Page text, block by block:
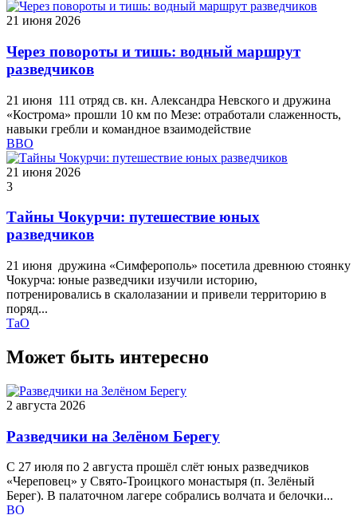
21 июня 2026
Через повороты и тишь: водный маршрут
разведчиков
21 июня 111 отряд св. кн. Александра Невского и дружина
«Кострома» прошли 10 км по Мезе: отработали слаженность,
навыки гребли и командное взаимодействие
ВВО
21 июня 2026
3
Тайны Чокурчи: путешествие юных
разведчиков
21 июня дружина «Симферополь» посетила древнюю стоянку
Чокурча: юные разведчики изучили историю,
потренировались в скалолазании и привели территорию в
поряд...
ТаО
Может быть интересно
2 августа 2026
Разведчики на Зелёном Берегу
С 27 июля по 2 августа прошёл слёт юных разведчиков
«Череповец» у Свято-Троицкого монастыря (п. Зелёный
Берег). В палаточном лагере собрались волчата и белочки...
ВО